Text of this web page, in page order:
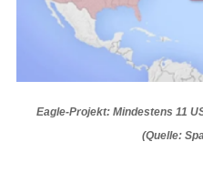
Eagle-Projekt: Mindestens 11
(Quelle: